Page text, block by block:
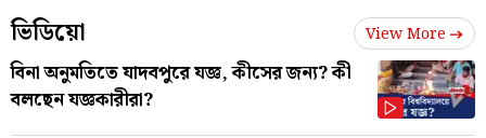
ভিডিয়ো View More
বিনা অনুমতিতে যাদবপুরে যজ্ঞ, কীসের জন্য? কী
বলছেন যজ্ঞকারীরা?